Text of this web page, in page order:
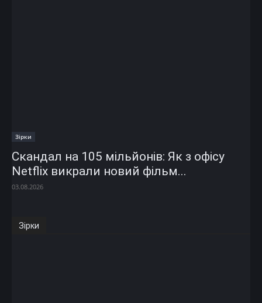
Зірки
Скандал на 105 мільйонів: Як з офісу
Netflix викрали новий фільм...
03.08.2026
Зірки